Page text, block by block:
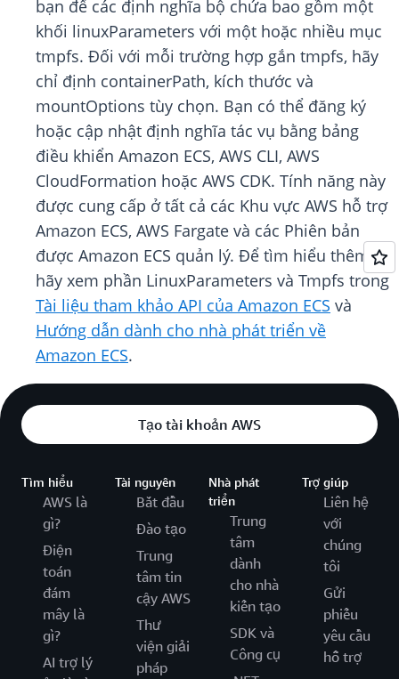
bạn để các định nghĩa bộ chứa bao gồm một
khối linuxParameters với một hoặc nhiều mục
tmpfs. Đối với mỗi trường hợp gắn tmpfs, hãy
chỉ định containerPath, kích thước và
mountOptions tùy chọn. Bạn có thể đăng ký
hoặc cập nhật định nghĩa tác vụ bằng bảng
điều khiển Amazon ECS, AWS CLI, AWS
CloudFormation hoặc AWS CDK. Tính năng này
được cung cấp ở tất cả các Khu vực AWS hỗ trợ
Amazon ECS, AWS Fargate và các Phiên bản
được Amazon ECS quản lý. Để tìm hiểu thêm,
hãy xem phần LinuxParameters và Tmpfs trong
Tài liệu tham khảo API của Amazon ECS và
Hướng dẫn dành cho nhà phát triển về
Amazon ECS.
Tạo tài khoản AWS
Tìm hiểu
AWS là
gì?
Điện
toán
đám
mây là
gì?
AI trợ lý
Tài nguyên
Bắt đầu
Đào tạo
Trung
tâm tin
cậy AWS
Thư
viện giải
pháp
Nhà phát
triển
Trung
tâm
dành
cho nhà
kiến tạo
SDK và
Công cụ
Trợ giúp
Liên hệ
với
chúng
tôi
Gửi
phiếu
yêu cầu
hỗ trợ